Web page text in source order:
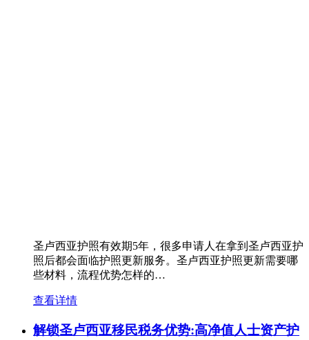
圣卢西亚护照有效期5年，很多申请人在拿到圣卢西亚护
照后都会面临护照更新服务。圣卢西亚护照更新需要哪
些材料，流程优势怎样的…
查看详情
解锁圣卢西亚移民税务优势:高净值人士资产护